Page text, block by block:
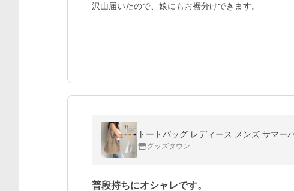
沢山届いたので、娘にもお裾分けできます。
トートバッグ レディース メンズ サマ
グッズタウン
普段持ちにオシャレです。